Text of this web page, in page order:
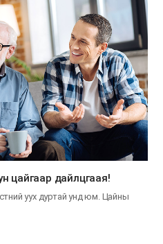
цайгаар дайлцгаая!
уух дуртай унд юм. Цайны